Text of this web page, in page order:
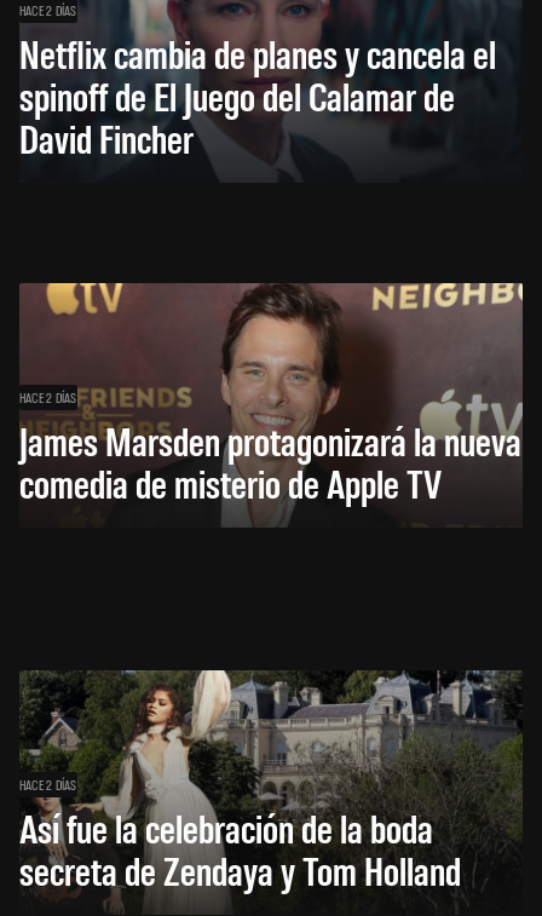
HACE 2 DÍAS
Netflix cambia de planes y cancela el
spinoff de El Juego del Calamar de
David Fincher
HACE 2 DÍAS
James Marsden protagonizará la nueva
comedia de misterio de Apple TV
HACE 2 DÍAS
Así fue la celebración de la boda
secreta de Zendaya y Tom Holland